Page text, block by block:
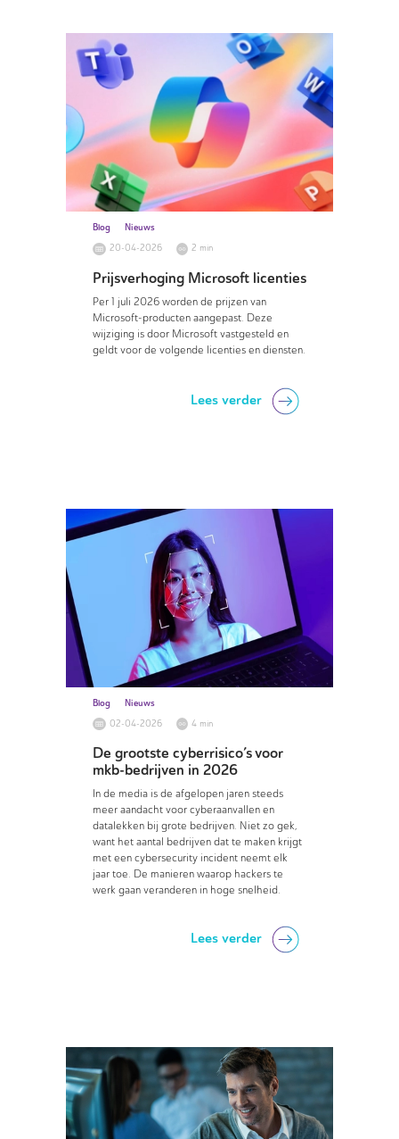
Blog
Nieuws
20-04-2026
2 min
Prijsverhoging Microsoft licenties
Per 1 juli 2026 worden de prijzen van
Microsoft-producten aangepast. Deze
wijziging is door Microsoft vastgesteld en
geldt voor de volgende licenties en diensten.
Lees verder
Blog
Nieuws
02-04-2026
4 min
De grootste cyberrisico’s voor
mkb-bedrijven in 2026
In de media is de afgelopen jaren steeds
meer aandacht voor cyberaanvallen en
datalekken bij grote bedrijven. Niet zo gek,
want het aantal bedrijven dat te maken krijgt
met een cybersecurity incident neemt elk
jaar toe. De manieren waarop hackers te
werk gaan veranderen in hoge snelheid.
Lees verder